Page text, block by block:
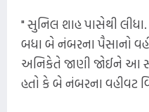
" સુનિલ શાહ પાસેથી
બધા બે નંબરના પૈસાનો
અનિકેતે જાણી જોઈને આ
હતો કે બે નંબરના વહીવટ